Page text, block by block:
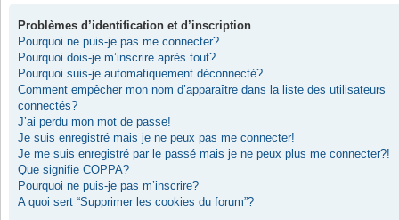
Problèmes d’identification et d’inscription
Pourquoi ne puis-je pas me connecter?
Pourquoi dois-je m’inscrire après tout?
Pourquoi suis-je automatiquement déconnecté?
Comment empêcher mon nom d’apparaître dans la liste des utilisateurs
connectés?
J’ai perdu mon mot de passe!
Je suis enregistré mais je ne peux pas me connecter!
Je me suis enregistré par le passé mais je ne peux plus me connecter?!
Que signifie COPPA?
Pourquoi ne puis-je pas m’inscrire?
A quoi sert “Supprimer les cookies du forum”?